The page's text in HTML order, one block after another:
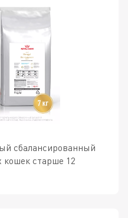
сбалансированный
кошек старше 12